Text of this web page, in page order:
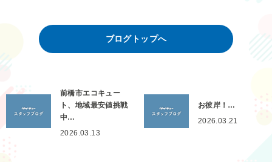
ブログトップへ
前橋市エコキュー
ト、地域最安値挑戦
中…
2026.03.13
お彼岸！…
2026.03.21